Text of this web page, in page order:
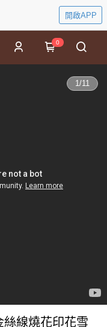
開啟APP
0
1/11
絲線燒花印花雪